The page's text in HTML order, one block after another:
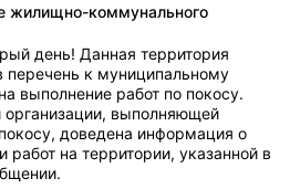
жилищно-коммунального
день! Данная территория
перечень к муниципальному
выполнение работ по покосу.
организации, выполняющей
доведена информация о
работ на территории, указанной в